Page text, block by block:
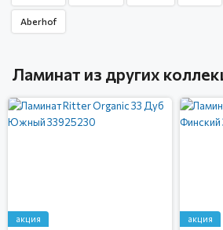
Aberhof
Ламинат из других
акция акция